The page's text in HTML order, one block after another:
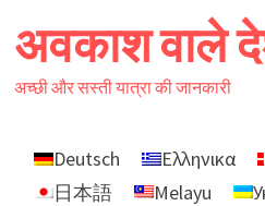
to
content
अवकाश वाले
अच्छी और सस्ती यात्रा की जानकारी
Deutsch Ελληνικα
日本語
Melayu